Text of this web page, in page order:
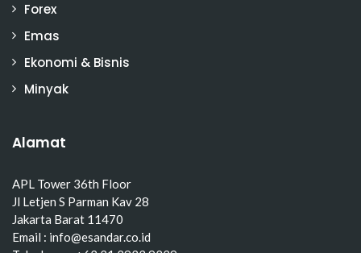
Forex
Emas
Ekonomi & Bisnis
Minyak
Alamat
APL Tower 36th Floor
Jl Letjen S Parman Kav 28
Jakarta Barat 11470
Email : info@esandar.co.id